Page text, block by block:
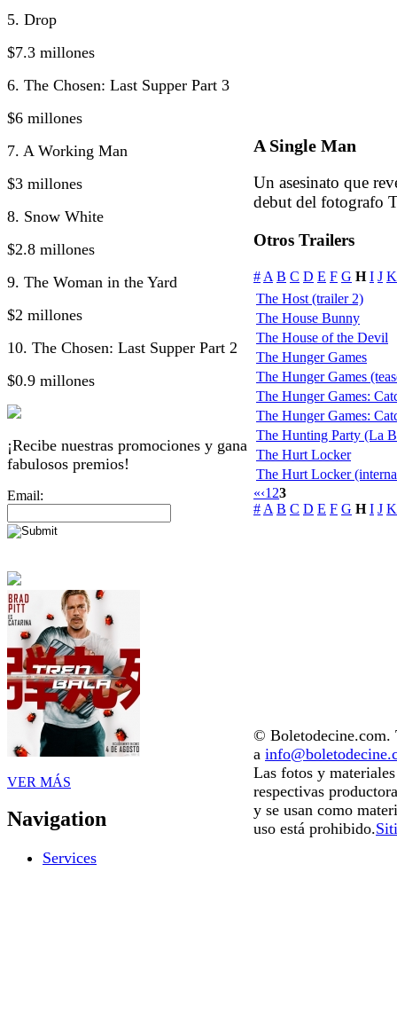
5. Drop
$7.3 millones
6. The Chosen: Last Supper Part 3
$6 millones
7. A Working Man
$3 millones
8. Snow White
$2.8 millones
9. The Woman in the Yard
$2 millones
10. The Chosen: Last Supper Part 2
$0.9 millones
¡Recibe nuestras promociones y gana
fabulosos premios!
Email:
VER MÁS
Navigation
Services
A Single Man
Un asesinato que
debut del fotografo
Otros Trailers
# A B C D E F G H I J K
The Host (trailer 2)
The House Bunny
The House of the Devil
The Hunger Games
The Hunger Games
The Hunger Games:
The Hunger Games:
The Hunting Party (La
The Hurt Locker
The Hurt Locker
«‹1 23
# A B C D E F G H I J K
© Boletodecine.com.
a
Las fotos y
respectivas
y se usan como
uso está prohibido.